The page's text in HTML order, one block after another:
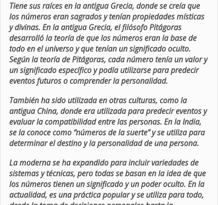
Tiene sus raíces en la antigua Grecia, donde se creía que
los números eran sagrados y tenían propiedades místicas
y divinas. En la antigua Grecia, el filósofo Pitágoras
desarrolló la teoría de que los números eran la base de
todo en el universo y que tenían un significado oculto.
Según la teoría de Pitágoras, cada número tenía un valor y
un significado específico y podía utilizarse para predecir
eventos futuros o comprender la personalidad.
También ha sido utilizada en otras culturas, como la
antigua China, donde era utilizada para predecir eventos y
evaluar la compatibilidad entre las personas. En la India,
se la conoce como “números de la suerte” y se utiliza para
determinar el destino y la personalidad de una persona.
La moderna se ha expandido para incluir variedades de
sistemas y técnicas, pero todas se basan en la idea de que
los números tienen un significado y un poder oculto. En la
actualidad, es una práctica popular y se utiliza para todo,